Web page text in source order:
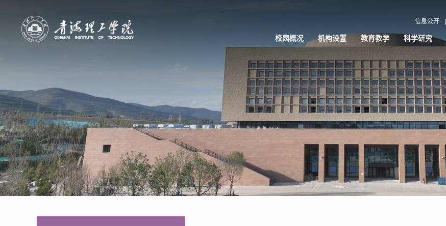
信息公开
校园概况 机构设置 教育教学 科学研究